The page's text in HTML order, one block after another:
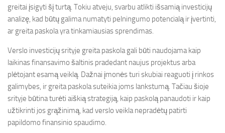
greitai įsigyti šį turtą. Tokiu atveju, svarbu atlikti išsamią investicijų
analizę, kad būtų galima numatyti pelningumo potencialą ir įvertinti,
ar greita paskola yra tinkamiausias sprendimas.
Verslo investicijų srityje greita paskola gali būti naudojama kaip
laikinas finansavimo šaltinis pradedant naujus projektus arba
plėtojant esamą veiklą. Dažnai įmonės turi skubiai reaguoti į rinkos
galimybes, ir greita paskola suteikia joms lankstumą. Tačiau šioje
srityje būtina turėti aiškią strategiją, kaip paskolą panaudoti ir kaip
užtikrinti jos grąžinimą, kad verslo veikla nepradėtų patirti
papildomo finansinio spaudimo.